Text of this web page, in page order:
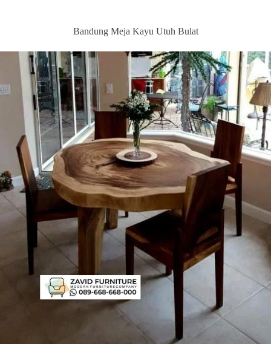
Bandung Meja Kayu Utuh Bulat